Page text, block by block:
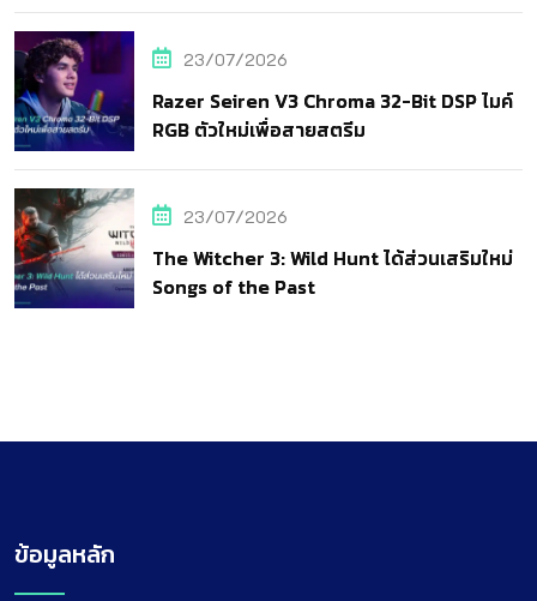
23/07/2026
Razer Seiren V3 Chroma 32-Bit DSP ไมค์
RGB ตัวใหม่เพื่อสายสตรีม
23/07/2026
The Witcher 3: Wild Hunt ได้ส่วนเสริมใหม่
Songs of the Past
ข้อมูลหลัก